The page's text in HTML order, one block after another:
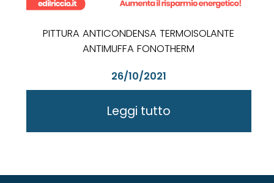
PITTURA ANTICONDENSA TERMOISOLANTE
ANTIMUFFA FONOTHERM
26/10/2021
Leggi tutto